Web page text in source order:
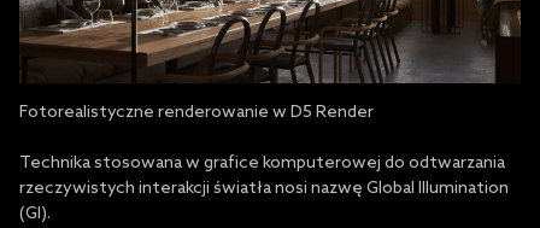
Fotorealistyczne renderowanie w D5 Render
Technika stosowana w grafice komputerowej do odtwarzania
rzeczywistych interakcji światła nosi nazwę Global Illumination
(GI).